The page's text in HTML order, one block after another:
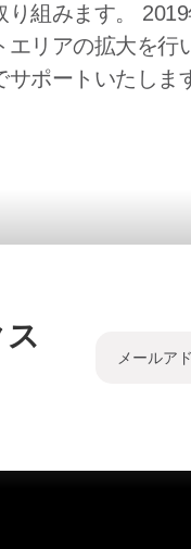
組みます。
リアの拡大を行
サポートいたしま